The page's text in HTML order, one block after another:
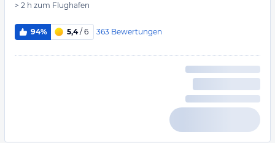
> 2 h zum Flughafen
94% 5,4/ 6 363 Bewertungen